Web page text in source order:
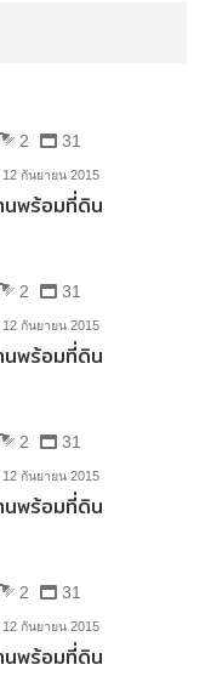
2 31
กันยายน 2015
นพร้อมที่ดิน
2 31
กันยายน 2015
นพร้อมที่ดิน
2 31
กันยายน 2015
นพร้อมที่ดิน
2 31
กันยายน 2015
นพร้อมที่ดิน